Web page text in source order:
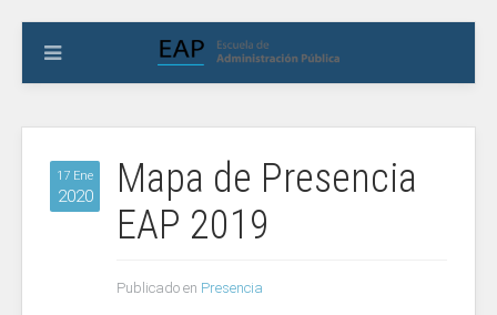
17 Ene
2020
Mapa de Presencia
EAP 2019
Publicado en Presencia